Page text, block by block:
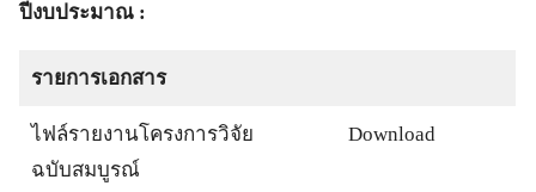
ปีงบประมาณ :
รายการเอกสาร
ไฟล์รายงานโครงการวิจัย
ฉบับสมบูรณ์
Download